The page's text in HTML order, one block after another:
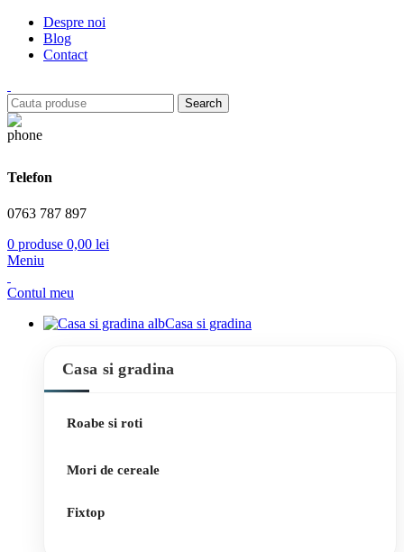
Despre noi
Blog
Contact
Search
Telefon
0763 787 897
0 produse 0,00 lei
Meniu
Contul meu
Casa si gradina
Casa si gradina
Roabe si roti
Mori de cereale
Fixtop